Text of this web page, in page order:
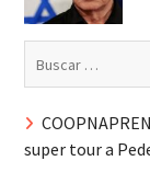
super tour a